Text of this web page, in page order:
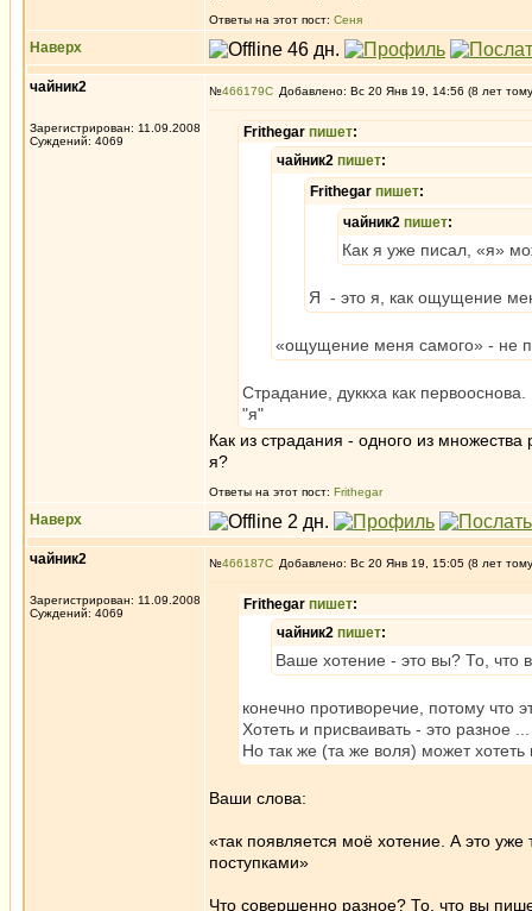
Ответы на этот пост: Сеня
Наверх
чайник2
Зарегистрирован: 11.09.2008
Суждений: 4069
№466179 Добавлено: Вс 20 Янв 19, 14:56 (8 лет
Frithegar пишет:
чайник2 пишет:
Frithegar пишет:
чайник2 пишет:
Как я уже писал, «я»
Я - это я, как ощущение
«ощущение меня самого» - не
Страдание, дуккха как
"я"
Как из страдания - одного из
я?
Ответы на этот пост: Frithegar
Наверх
чайник2
Зарегистрирован: 11.09.2008
Суждений: 4069
№466187 Добавлено: Вс 20 Янв 19, 15:05 (8 лет
Frithegar пишет:
чайник2 пишет:
Ваше хотение - это вы? То, что
конечно противоречие, потому что
Хотеть и присваивать - это разное
Но так же (та же воля) может
Ваши слова:
«так появляется моё хотение. А это
поступками»
Что совершенно разное? То, что вы